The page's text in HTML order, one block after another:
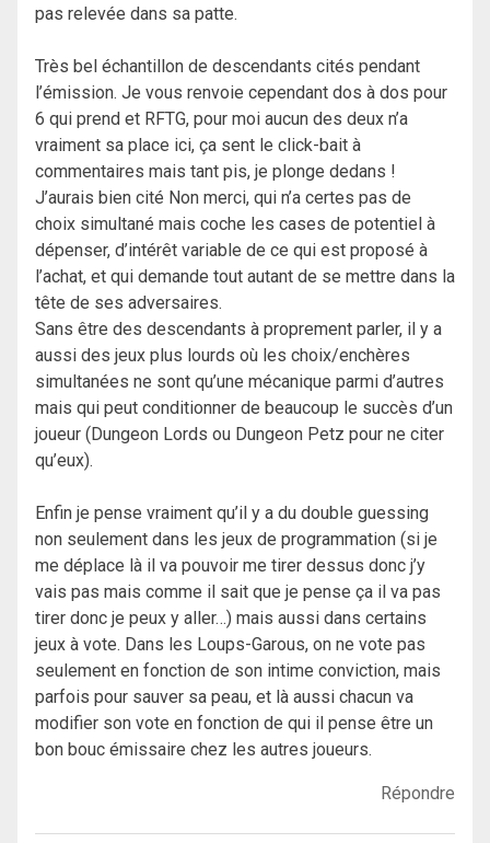
pas relevée dans sa patte.
Très bel échantillon de descendants cités pendant
l’émission. Je vous renvoie cependant dos à dos pour
6 qui prend et RFTG, pour moi aucun des deux n’a
vraiment sa place ici, ça sent le click-bait à
commentaires mais tant pis, je plonge dedans !
J’aurais bien cité Non merci, qui n’a certes pas de
choix simultané mais coche les cases de potentiel à
dépenser, d’intérêt variable de ce qui est proposé à
l’achat, et qui demande tout autant de se mettre dans la
tête de ses adversaires.
Sans être des descendants à proprement parler, il y a
aussi des jeux plus lourds où les choix/enchères
simultanées ne sont qu’une mécanique parmi d’autres
mais qui peut conditionner de beaucoup le succès d’un
joueur (Dungeon Lords ou Dungeon Petz pour ne citer
qu’eux).
Enfin je pense vraiment qu’il y a du double guessing
non seulement dans les jeux de programmation (si je
me déplace là il va pouvoir me tirer dessus donc j’y
vais pas mais comme il sait que je pense ça il va pas
tirer donc je peux y aller…) mais aussi dans certains
jeux à vote. Dans les Loups-Garous, on ne vote pas
seulement en fonction de son intime conviction, mais
parfois pour sauver sa peau, et là aussi chacun va
modifier son vote en fonction de qui il pense être un
bon bouc émissaire chez les autres joueurs.
Répondre